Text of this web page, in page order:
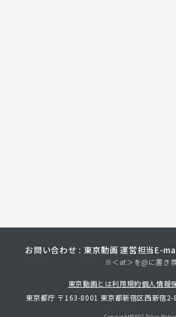
お問い合わせ : 東京動画 運営担当 E-
※＜at＞を@に置き
東京動画とは利用規約個人情報
東京都庁 〒163-8001 東京都新宿区西新宿2-